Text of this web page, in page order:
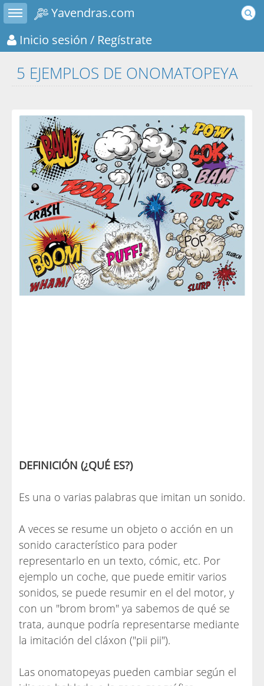
Toggle sidebar
Yavendras.com
Inicio sesión / Regístrate
5 EJEMPLOS DE ONOMATOPEYA
DEFINICIÓN (¿QUÉ ES?)
Es una o varias palabras que imitan un sonido.
A veces se resume un objeto o acción en un
sonido característico para poder
representarlo en un texto, cómic, etc. Por
ejemplo un coche, que puede emitir varios
sonidos, se puede resumir en el del motor, y
con un "brom brom" ya sabemos de qué se
trata, aunque podría representarse mediante
la imitación del cláxon ("pii pii").
Las onomatopeyas pueden cambiar según el